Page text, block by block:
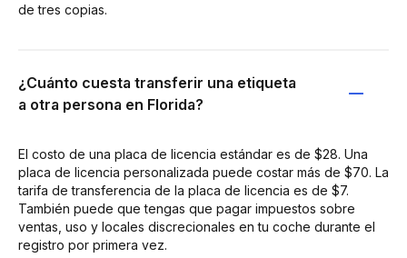
de tres copias.
¿Cuánto cuesta transferir una etiqueta
a otra persona en Florida?
El costo de una placa de licencia estándar es de $28. Una
placa de licencia personalizada puede costar más de $70. La
tarifa de transferencia de la placa de licencia es de $7.
También puede que tengas que pagar impuestos sobre
ventas, uso y locales discrecionales en tu coche durante el
registro por primera vez.